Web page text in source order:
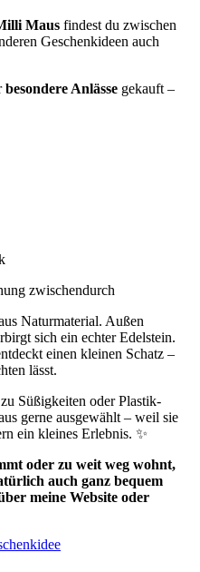
Maus findest du zwischen
Geschenkideen auch
besondere Anlässe gekauft –
zwischendurch
Naturmaterial. Außen
sich ein echter Edelstein.
einen kleinen Schatz –
lässt.
Süßigkeiten oder Plastik-
gerne ausgewählt – weil sie
ein kleines Erlebnis. ✨
oder zu weit weg wohnt,
auch ganz bequem
meine Website oder